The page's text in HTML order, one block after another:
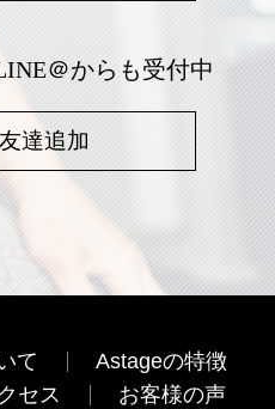
＠からも受付中
達追加
て
Astageの特徴
セス お客様の声